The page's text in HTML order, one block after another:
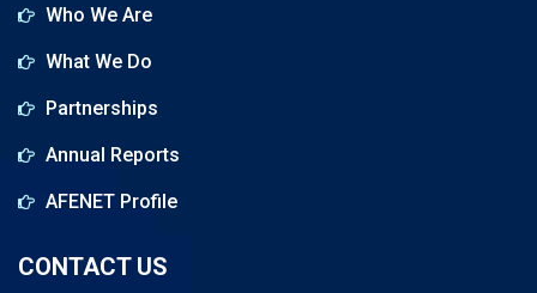
Who We Are
What We Do
Partnerships
Annual Reports
AFENET Profile
CONTACT US